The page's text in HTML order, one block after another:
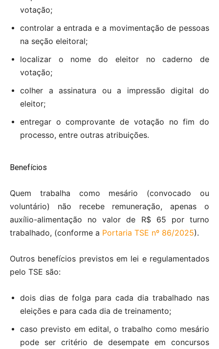
votação;
controlar a entrada e a movimentação de pessoas
na seção eleitoral;
localizar o nome do eleitor no caderno de
votação;
colher a assinatura ou a impressão digital do
eleitor;
entregar o comprovante de votação no fim do
processo, entre outras atribuições.
Benefícios
Quem trabalha como mesário (convocado ou
voluntário) não recebe remuneração, apenas o
auxílio-alimentação no valor de R$ 65 por turno
trabalhado, (conforme a Portaria TSE nº 86/2025).
Outros benefícios previstos em lei e regulamentados
pelo TSE são:
dois dias de folga para cada dia trabalhado nas
eleições e para cada dia de treinamento;
caso previsto em edital, o trabalho como mesário
pode ser critério de desempate em concursos